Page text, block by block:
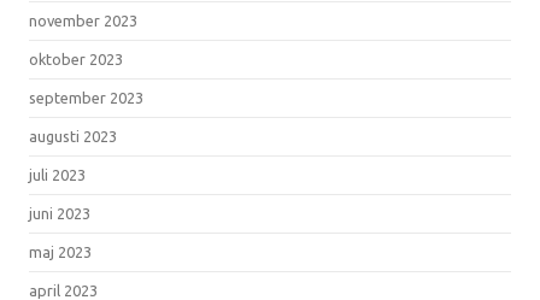
november 2023
oktober 2023
september 2023
augusti 2023
juli 2023
juni 2023
maj 2023
april 2023